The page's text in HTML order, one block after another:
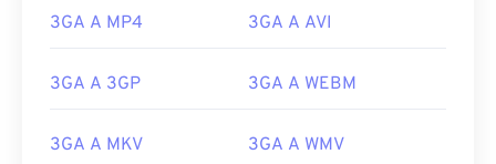
3GA A MP4 3GA A AVI
3GA A 3GP 3GA A WEBM
3GA A MKV 3GA A WMV